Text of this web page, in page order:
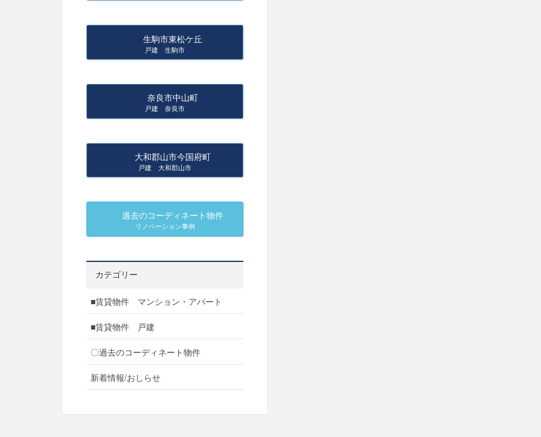
生駒市東松ケ丘
戸建 生駒市
奈良市中山町
戸建 奈良市
大和郡山市今国府町
戸建 大和郡山市
過去のコーディネート物件
リノベーション事例
カテゴリー
■賃貸物件 マンション・アパート
■賃貸物件 戸建
〇過去のコーディネート物件
新着情報/おしらせ